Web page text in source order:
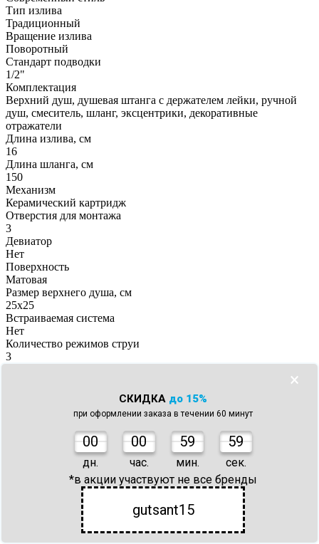
Тип излива
Традиционный
Вращение излива
Поворотный
Стандарт подводки
1/2"
Комплектация
Верхний душ, душевая штанга с держателем лейки, ручной
душ, смеситель, шланг, эксцентрики, декоративные
отражатели
Длина излива, см
16
Длина шланга, см
150
Механизм
Керамический картридж
Отверстия для монтажа
3
Девиатор
Нет
Поверхность
Матовая
Размер верхнего душа, см
25x25
Встраиваемая система
Нет
Количество режимов струи
3
Защита от перекручивания
Тропический (верхний) душ
Излив для наполнения ванн
СКИДКА до 15%
при оформлении заказа в течении 60 минут
00
дн.
00
час.
59
мин.
59
сек.
*в акции участвуют не все бренды
gutsant15
×